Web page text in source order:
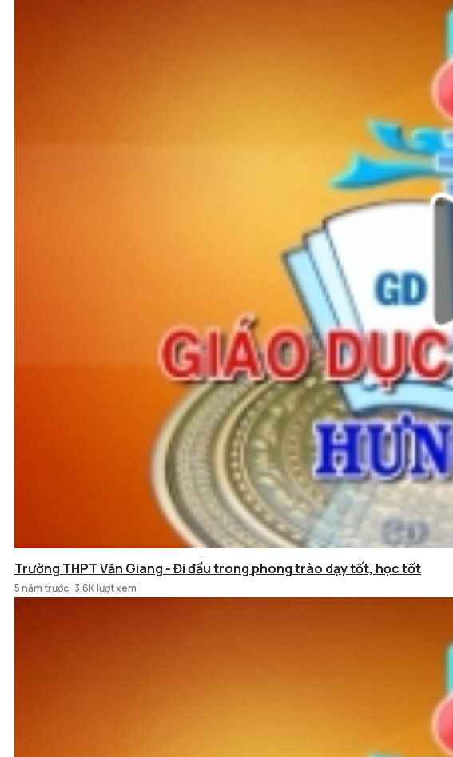
Trường THPT Văn Giang - Đi đầu trong phong trào dạy tốt, học tốt
5 năm trước 3.6K lượt xem